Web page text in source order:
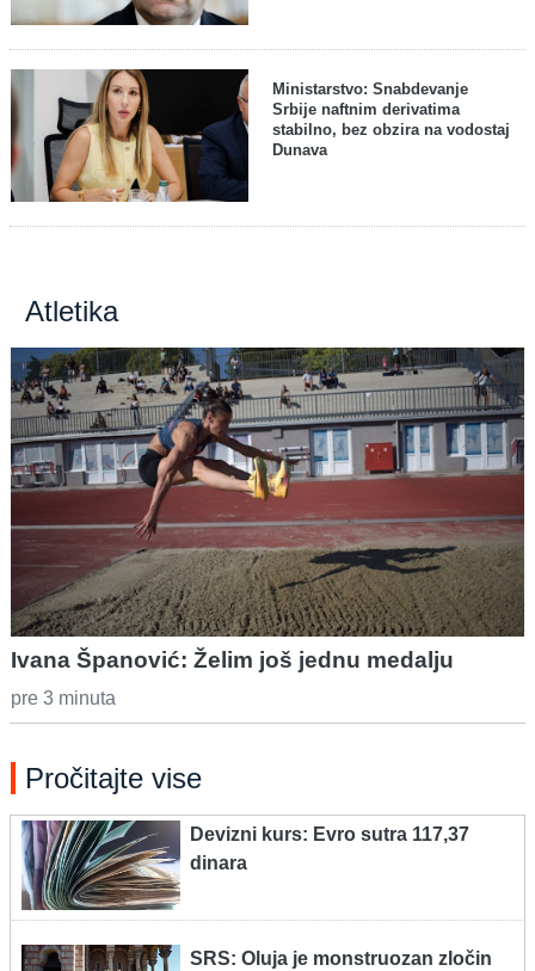
Ministarstvo: Snabdevanje
Srbije naftnim derivatima
stabilno, bez obzira na vodostaj
Dunava
Atletika
Ivana Španović: Želim još jednu medalju
pre 3 minuta
Pročitajte vise
Devizni kurs: Evro sutra 117,37
dinara
SRS: Oluja je monstruozan zločin